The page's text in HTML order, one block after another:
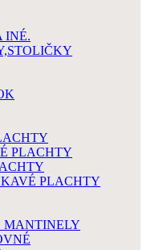
INÉ.
PLACHTY
PLACHTY
MANTINELY